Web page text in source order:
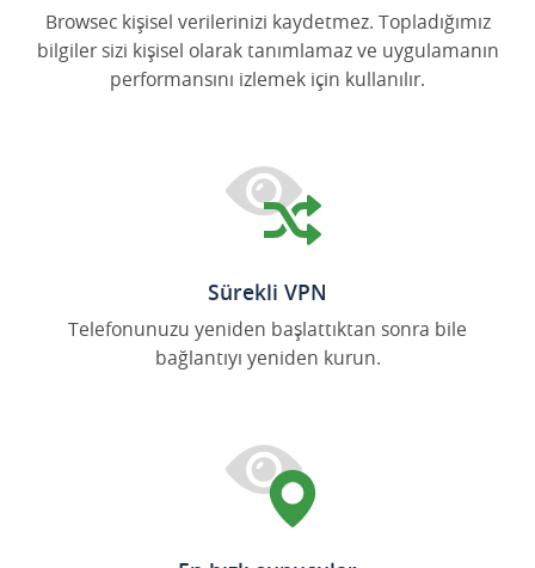
Browsec kişisel verilerinizi kaydetmez. Topladığımız
bilgiler sizi kişisel olarak tanımlamaz ve uygulamanın
performansını izlemek için kullanılır.
Sürekli VPN
Telefonunuzu yeniden başlattıktan sonra bile
bağlantıyı yeniden kurun.